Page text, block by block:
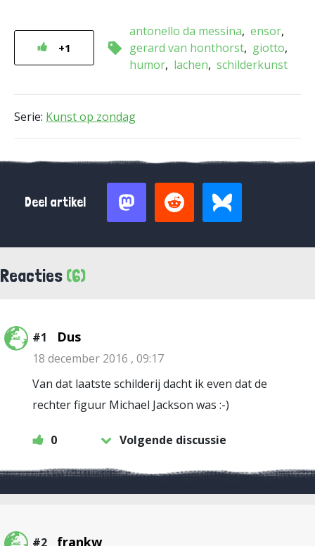
+1
antonello da messina ensor
gerard van honthorst giotto
humor lachen schilderkunst
Serie: Kunst op zondag
Deel artikel
Reacties (6)
#1 Dus
18 december 2016 , 09:17
Van dat laatste schilderij dacht ik even dat de
rechter figuur Michael Jackson was :-)
0 Volgende discussie
#2 frankw